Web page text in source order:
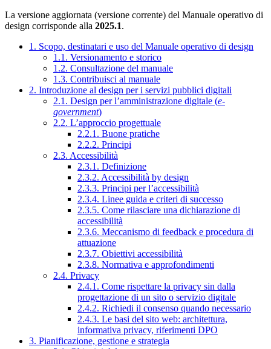
La versione aggiornata (versione corrente) del Manuale operativo di
design corrisponde alla 2025.1.
1. Scopo, destinatari e uso del Manuale operativo di design
1.1. Versionamento e storico
1.2. Consultazione del manuale
1.3. Contribuisci al manuale
2. Introduzione al design per i servizi pubblici digitali
2.1. Design per l’amministrazione digitale (e-
government)
2.2. L’approccio progettuale
2.2.1. Buone pratiche
2.2.2. Principi
2.3. Accessibilità
2.3.1. Definizione
2.3.2. Accessibilità by design
2.3.3. Principi per l’accessibilità
2.3.4. Linee guida e criteri di successo
2.3.5. Come rilasciare una dichiarazione di
accessibilità
2.3.6. Meccanismo di feedback e procedura di
attuazione
2.3.7. Obiettivi accessibilità
2.3.8. Normativa e approfondimenti
2.4. Privacy
2.4.1. Come rispettare la privacy sin dalla
progettazione di un sito o servizio digitale
2.4.2. Richiedi il consenso quando necessario
2.4.3. Le basi del sito web: architettura,
informativa privacy, riferimenti DPO
3. Pianificazione, gestione e strategia